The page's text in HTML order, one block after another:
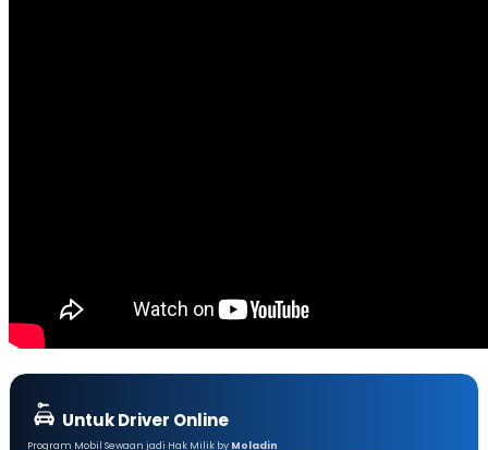
Untuk Driver Online
Program Mobil Sewaan jadi Hak Milik by Moladin